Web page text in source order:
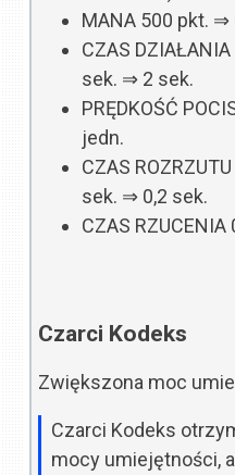
MANA 500 pkt. ⇒
CZAS
sek. ⇒ 2 sek.
PRĘDKOŚĆ
jedn.
CZAS
sek. ⇒ 0,2 sek.
CZAS RZUCENIA
Czarci Kodeks
Zwiększona moc
Czarci Kodeks
mocy umiejętności,